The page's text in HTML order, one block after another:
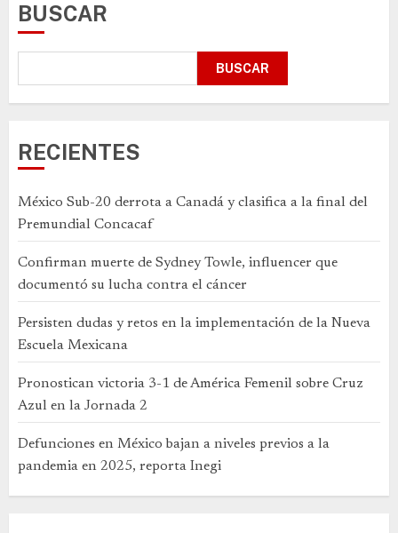
BUSCAR
BUSCAR
RECIENTES
México Sub-20 derrota a Canadá y clasifica a la final del
Premundial Concacaf
Confirman muerte de Sydney Towle, influencer que
documentó su lucha contra el cáncer
Persisten dudas y retos en la implementación de la Nueva
Escuela Mexicana
Pronostican victoria 3-1 de América Femenil sobre Cruz
Azul en la Jornada 2
Defunciones en México bajan a niveles previos a la
pandemia en 2025, reporta Inegi